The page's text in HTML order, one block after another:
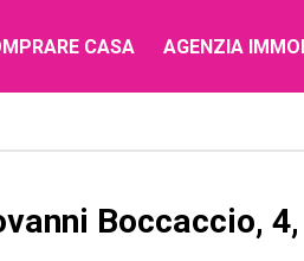
CASA AGENZIA
Boccaccio, 4,